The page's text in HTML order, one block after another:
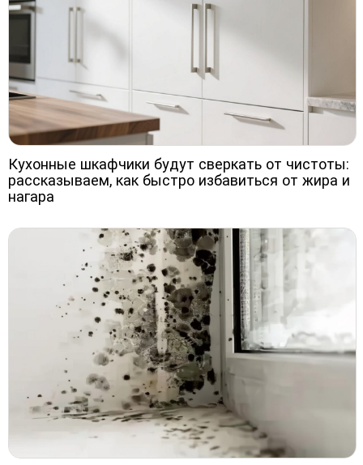
Кухонные шкафчики будут сверкать от чистоты:
рассказываем, как быстро избавиться от жира и
нагара